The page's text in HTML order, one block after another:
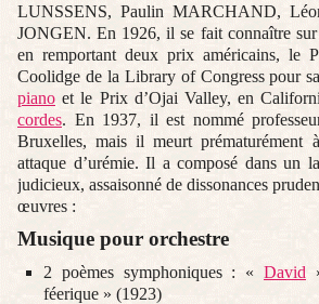
LUNSSENS, Paulin MARCHAND,
JONGEN. En 1926, il se fait connaître sur
en remportant deux prix américains, le
Coolidge de la Library of Congress pour sa
piano et le Prix d’Ojai Valley, en
cordes. En 1937, il est nommé
Bruxelles, mais il meurt prématurément
attaque d’urémie. Il a composé dans un
judicieux, assaisonné de dissonances
œuvres :
Musique pour orchestre
2 poèmes symphoniques : « David
féerique » (1923)